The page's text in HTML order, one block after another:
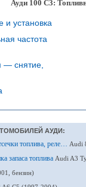
Ауди 100 С3:
установка
частота
— снятие,
АУДИ:
топлива, реле… Audi
запаса топлива Audi A3
бензин)